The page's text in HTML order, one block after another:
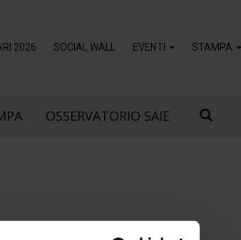
2026 SOCIAL WALL EVENTI STAMPA
OSSERVATORIO SAIE